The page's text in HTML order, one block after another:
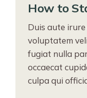
How to
Duis aute
voluptatem
fugiat nulla
occaecat
culpa qui